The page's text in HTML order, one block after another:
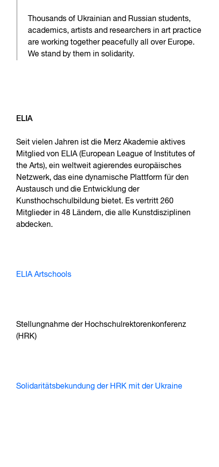
Thousands of Ukrainian and Russian students,
academics, artists and researchers in art practice
are working together peacefully all over Europe.
We stand by them in solidarity.
ELIA
Seit vielen Jahren ist die Merz Akademie aktives
Mitglied von ELIA (European League of Institutes of
the Arts), ein weltweit agierendes europäisches
Netzwerk, das eine dynamische Plattform für den
Austausch und die Entwicklung der
Kunsthochschulbildung bietet. Es vertritt 260
Mitglieder in 48 Ländern, die alle Kunstdisziplinen
abdecken.
ELIA Artschools
Stellungnahme der Hochschulrektorenkonferenz
(HRK)
Solidaritätsbekundung der HRK mit der Ukraine